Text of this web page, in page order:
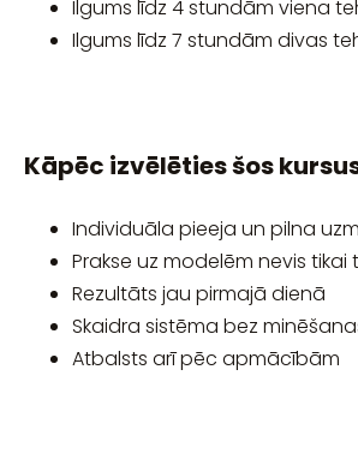
Ilgums līdz 4 stundām viena
Ilgums līdz 7 stundām divas
Kāpēc izvēlēties šos
Individuāla pieeja un pilna
Prakse uz modelēm nevis tikai
Rezultāts jau pirmajā dienā
Skaidra sistēma bez
Atbalsts arī pēc apmācībām